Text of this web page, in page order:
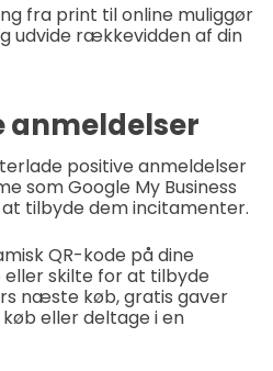
fra print til online muliggør
udvide rækkevidden af din
anmeldelser
positive anmeldelser
som Google My Business
tilbyde dem incitamenter.
QR-kode på dine
skilte for at tilbyde
næste køb, gratis gaver
eller deltage i en